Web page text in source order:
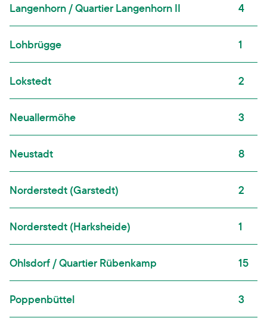
Langenhorn / Quartier Langenhorn II 4
Lohbrügge 1
Lokstedt 2
Neuallermöhe 3
Neustadt 8
Norderstedt (Garstedt) 2
Norderstedt (Harksheide) 1
Ohlsdorf / Quartier Rübenkamp 15
Poppenbüttel 3